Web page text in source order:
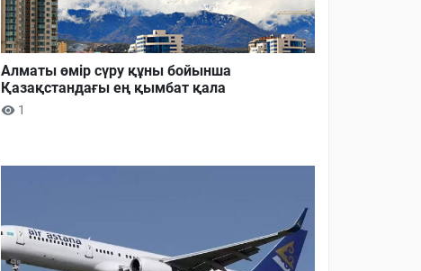
Алматы өмір сүру құны бойынша
Қазақстандағы ең қымбат қала
1